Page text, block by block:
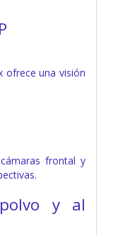
ofrece una visión
frontal y
y al